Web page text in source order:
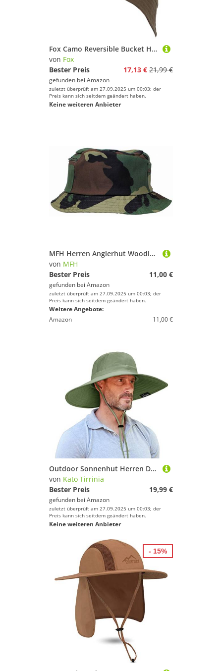
Fox Camo Reversible Bucket Hat - Angelhut, Anglerhut, Mütze für Angler, Kopfbedeckung
von Fox
Bester Preis
17,13 € 21,99 €
gefunden bei Amazon
zuletzt überprüft am 27.09.2025 um 00:03; der
Preis kann sich seitdem geändert haben.
Keine weiteren Anbieter
MFH Herren Anglerhut Woodland Größe L
von MFH
Bester Preis
11,00 €
gefunden bei Amazon
zuletzt überprüft am 27.09.2025 um 00:03; der
Preis kann sich seitdem geändert haben.
Weitere Angebote:
Amazon
11,00 €
Outdoor Sonnenhut Herren Damen mit Kinnband,Faltbar Breite Krempe Bucket Hut,Summer Cap mit Nackenschutz UPF 50+ UV Schutz für Hiking Safari Strand Wanderhut Anglerhut Gartenhut Sonnenschutz Hut Grün
von Kato Tirrinia
Bester Preis
19,99 €
gefunden bei Amazon
zuletzt überprüft am 27.09.2025 um 00:03; der
Preis kann sich seitdem geändert haben.
Keine weiteren Anbieter
- 15%